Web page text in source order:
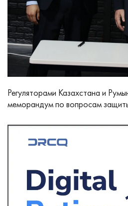
Регуляторами Казахстана и
меморандум по вопросам